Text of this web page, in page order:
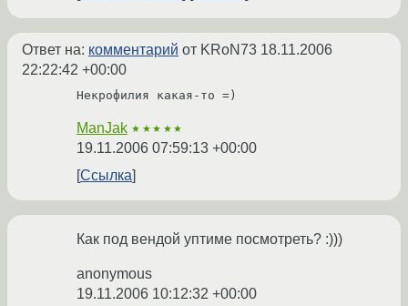
Ответ на: комментарий от KRoN73 18.11.2006
22:22:42 +00:00
Некрофилия какая-то =)
ManJak ★★★★★
19.11.2006 07:59:13 +00:00
Ссылка
Как под вендой уптиме посмотреть? :)))
anonymous
19.11.2006 10:12:32 +00:00